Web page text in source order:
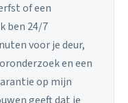
of een
ben 24/7
voor je deur,
en een
op mijn